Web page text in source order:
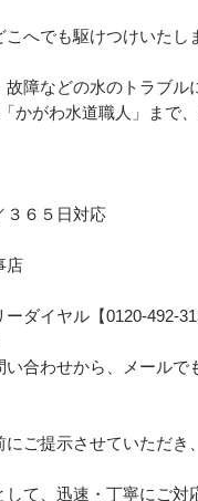
こへでも駆けつけいたし
故障などの水のトラブル
かがわ水道職人」まで
６５日対応
店
ダイヤル【0120-492-
い合わせから、メールで
にご提示させていただき
して、迅速・丁寧にご対